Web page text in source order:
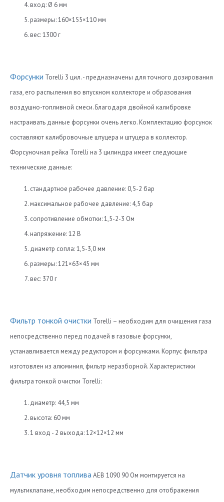
вход: Ø 6 мм
размеры: 160×155×110 мм
вес: 1300 г
Форсунки Torelli 3 цил. - предназначены для точного дозирования
газа, его распыления во впускном коллекторе и образования
воздушно-топливной смеси. Благодаря двойной калибровке
настраивать данные форсунки очень легко. Комплектацию форсунок
составляют калибровочные штуцера и штуцера в коллектор.
Форсуночная рейка Torelli на 3 цилиндра имеет следующие
технические данные:
стандартное рабочее давление: 0,5-2 бар
максимальное рабочее давление: 4,5 бар
сопротивление обмотки: 1,5-2-3 Ом
напряжение: 12 В
диаметр сопла: 1,5-3,0 мм
размеры: 121×63×45 мм
вес: 370 г
Фильтр тонкой очистки Torelli – необходим для очищения газа
непосредственно перед подачей в газовые форсунки,
устанавливается между редуктором и форсунками. Корпус фильтра
изготовлен из алюминия, фильтр неразборной. Характеристики
фильтра тонкой очистки Torelli:
диаметр: 44,5 мм
высота: 60 мм
1 вход - 2 выхода: 12×12×12 мм
Датчик уровня топливаАЕВ 1090 90 Ом монтируется на
мультиклапане, необходим непосредственно для отображения